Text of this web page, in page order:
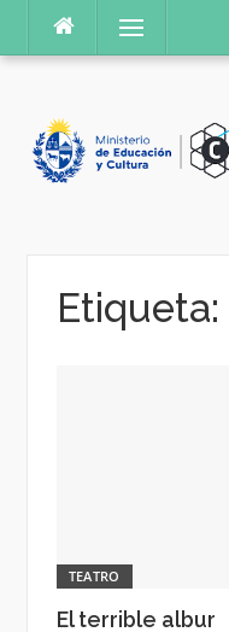
contenido
Menú
Etiqueta:
TEATRO
El terrible albur